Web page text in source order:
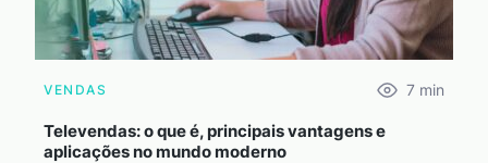
VENDAS 7 min
Televendas: o que é, principais vantagens e
aplicações no mundo moderno